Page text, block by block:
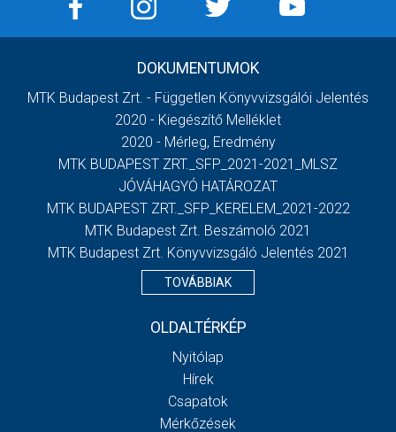
DOKUMENTUMOK
MTK Budapest Zrt. - Független Könyvvizsgálói Jelentés
2020 - Kiegészítő Melléklet
2020 - Mérleg, Eredmény
MTK BUDAPEST ZRT._SFP_2021-2021_MLSZ
JÓVÁHAGYÓ HATÁROZAT
MTK BUDAPEST ZRT._SFP_KERELEM_2021-2022
MTK Budapest Zrt. Beszámoló 2021
MTK Budapest Zrt. Könyvvizsgáló Jelentés 2021
TOVÁBBIAK
OLDALTÉRKÉP
Nyitólap
Hírek
Csapatok
Mérkőzések